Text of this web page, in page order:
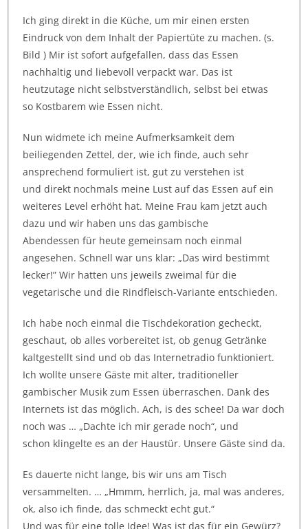
Ich ging direkt in die Küche, um mir einen ersten
Eindruck von dem Inhalt der Papiertüte zu machen. (s.
Bild ) Mir ist sofort aufgefallen, dass das Essen
nachhaltig und liebevoll verpackt war. Das ist
heutzutage nicht selbstverständlich, selbst bei etwas
so Kostbarem wie Essen nicht.
Nun widmete ich meine Aufmerksamkeit dem
beiliegenden Zettel, der, wie ich finde, auch sehr
ansprechend formuliert ist, gut zu verstehen ist
und direkt nochmals meine Lust auf das Essen auf ein
weiteres Level erhöht hat. Meine Frau kam jetzt auch
dazu und wir haben uns das gambische
Abendessen für heute gemeinsam noch einmal
angesehen. Schnell war uns klar: „Das wird bestimmt
lecker!” Wir hatten uns jeweils zweimal für die
vegetarische und die Rindfleisch-Variante entschieden.
Ich habe noch einmal die Tischdekoration gecheckt,
geschaut, ob alles vorbereitet ist, ob genug Getränke
kaltgestellt sind und ob das Internetradio funktioniert.
Ich wollte unsere Gäste mit alter, traditioneller
gambischer Musik zum Essen überraschen. Dank des
Internets ist das möglich. Ach, is des schee! Da war doch
noch was … „Dachte ich mir gerade noch“, und
schon klingelte es an der Haustür. Unsere Gäste sind da.
Es dauerte nicht lange, bis wir uns am Tisch
versammelten. … „Hmmm, herrlich, ja, mal was anderes,
ok, also ich finde, das schmeckt echt gut.“
Und was für eine tolle Idee! Was ist das für ein Gewürz?